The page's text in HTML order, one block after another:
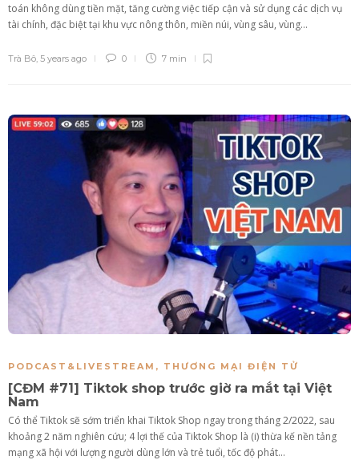
toán không dùng tiền mặt, tăng cường việc tiếp cận và sử dụng các dịch vụ
tài chính, đặc biệt tại khu vực nông thôn, miền núi, vùng sâu, vùng...
Trà Bô 5 years ago 0 7 min
PODCAST&LIVESTREAM , THƯƠNG MẠI ĐIỆN TỬ
[CĐM #71] Tiktok shop trước giờ ra mắt tại Việt
Nam
Có thể Tiktok sẽ sớm triển khai Tiktok Shop ngay trong tháng 2/2022, sau
khoảng 2 năm nghiên cứu; 4 lợi thế của Tiktok Shop là (i) thừa kế nền tảng
mạng xã hội với lượng người dùng lớn và trẻ tuổi, tốc độ phát...